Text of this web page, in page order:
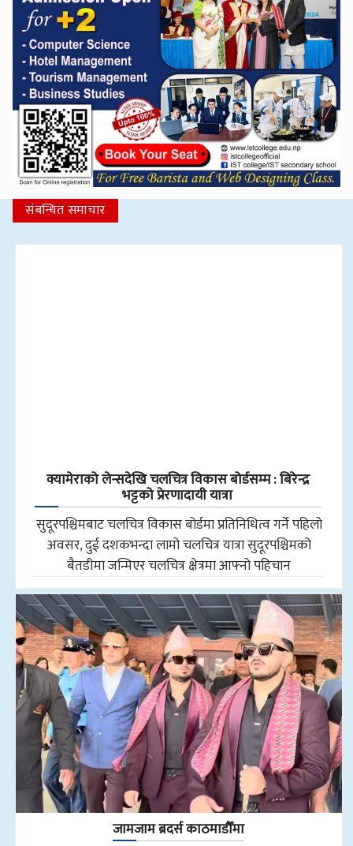
संबन्धित समाचार
क्यामेराको लेन्सदेखि चलचित्र विकास बोर्डसम्म : बिरेन्द्र
भट्टको प्रेरणादायी यात्रा
सुदूरपश्चिमबाट चलचित्र विकास बोर्डमा प्रतिनिधित्व गर्ने पहिलो
अवसर, दुई दशकभन्दा लामो चलचित्र यात्रा सुदूरपश्चिमको
बैतडीमा जन्मिएर चलचित्र क्षेत्रमा आफ्नो पहिचान
जामजाम ब्रदर्स काठमाडौँमा